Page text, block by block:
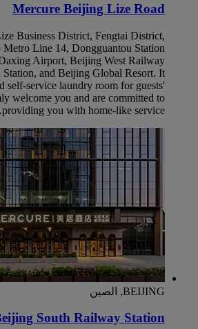
Mercure Beijing Lize Road
Business District, Fengtai District,
Metro Line 14, Dongguantou Station
Airport, Beijing West Railway
and Beijing Global Resort. It
self-service laundry room for guests'
welcome you and are committed to
providing you with home-like service.
BEIJING, الصين
South Railway Station